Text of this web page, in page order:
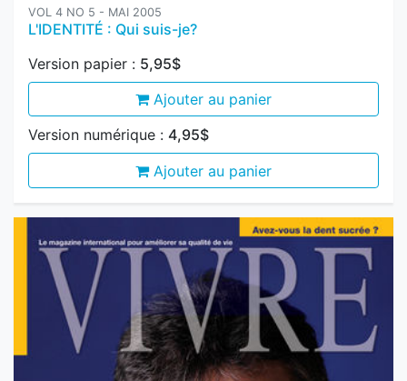
Version papier : 5,95$
Ajouter au panier
Version numérique :4,95$
Ajouter au panier